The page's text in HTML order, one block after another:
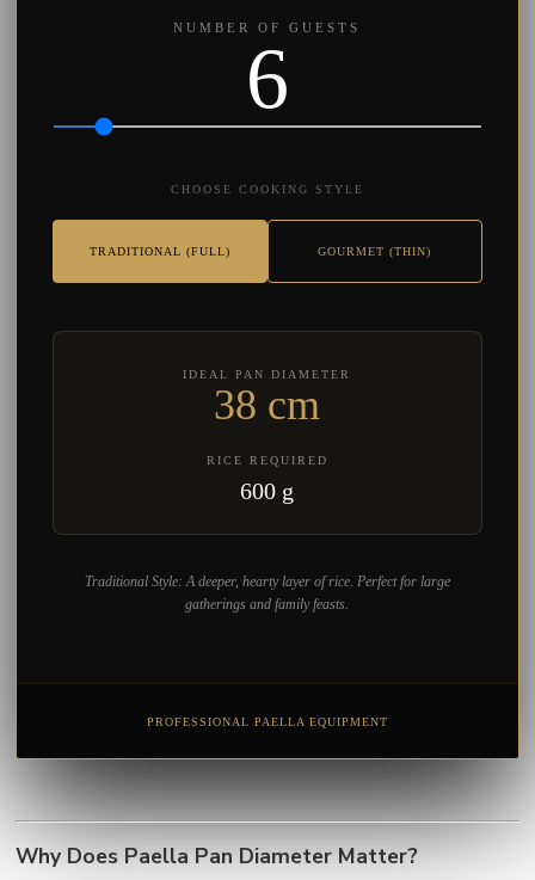
NUMBER OF GUESTS
6
CHOOSE COOKING STYLE
TRADITIONAL (FULL) GOURMET (THIN)
IDEAL PAN DIAMETER
38 cm
RICE REQUIRED
600 g
Traditional Style: A deeper, hearty layer of rice. Perfect for large
gatherings and family feasts.
PROFESSIONAL PAELLA EQUIPMENT
Why Does Paella Pan Diameter Matter?